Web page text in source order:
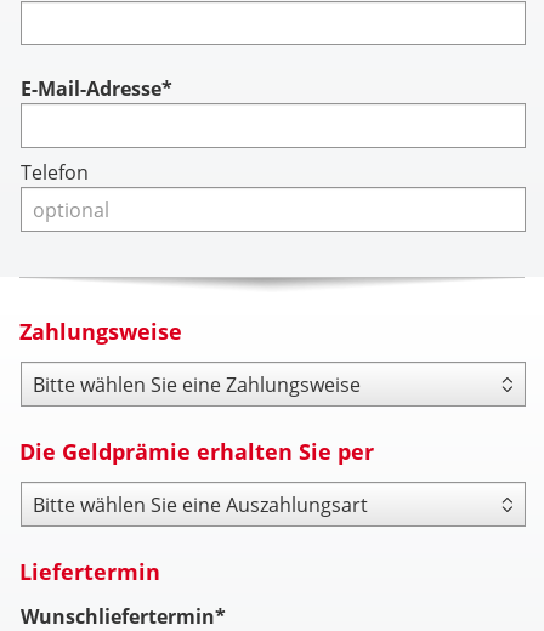
Account
E-Mail-Adresse*
Telefon
Zahlungsweise
Zahlungsweise
Die Geldprämie erhalten Sie per
Payout Type
Liefertermin
Wunschliefertermin*